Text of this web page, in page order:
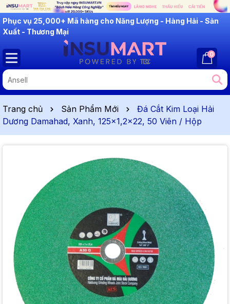
INSUMART: Lắng Nghe - Thấu Hiểu - Cải Tiến
0
Trang chủ Sản Phẩm Mới
Đá Cắt Kim Loại Hải
Dương Damahad, Xanh, 125x1,2x22, 50 Viên / Hộp